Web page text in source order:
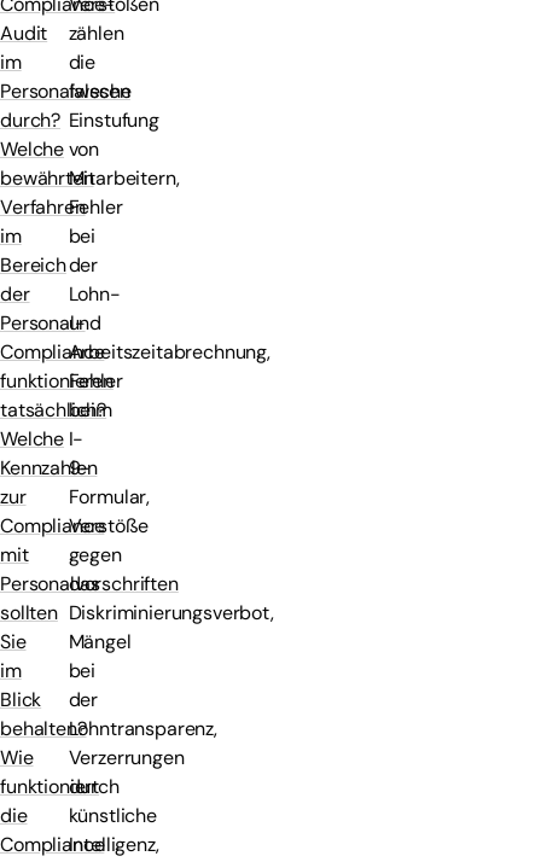
Audit
im
Personalwesen
durch?
Welche
bewährten
Verfahren
im
Bereich
der
Personal-
Compliance
funktionieren
tatsächlich?
Welche
Kennzahlen
zur
Compliance
mit
Personalvorschriften
sollten
Sie
im
Blick
behalten?
Wie
funktioniert
die
Compliance
zählen
die
falsche
Einstufung
von
Mitarbeitern,
Fehler
bei
der
Lohn-
und
Arbeitszeitabrechnung,
Fehler
beim
I-
9-
Formular,
Verstöße
gegen
das
Diskriminierungsverbot,
Mängel
bei
der
Lohntransparenz,
Verzerrungen
durch
künstliche
Intelligenz,